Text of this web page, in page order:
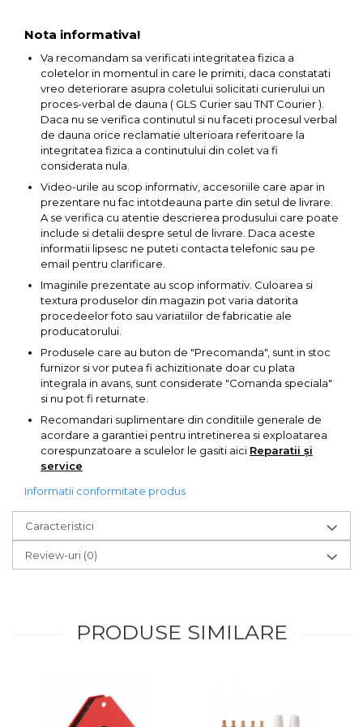
Pompa Aer
Cric Manual
Ulei Hidraulic
Troliu
Palan
Carucior Scule
Stetoscop Auto
Tester Compresie Auto
Truse reparatii anvelope
Schimbare Lichid Frana
Elastice
Intretinere & Cosmetica
esapament
Scule de Mana
Surubelnite
Truse Scule
Adaptoare Pentru Biti
Nota informativa!
Va recomandam sa verificati integritatea fizica a
coletelor in momentul in care le primiti, daca constatati
vreo deteriorare asupra coletului solicitati curierului un
proces-verbal de dauna ( GLS Curier sau TNT Courier ).
Daca nu se verifica continutul si nu faceti procesul verbal
de dauna orice reclamatie ulterioara referitoare la
integritatea fizica a continutului din colet va fi
considerata nula.
Video-urile au scop informativ, accesoriile care apar in
prezentare nu fac intotdeauna parte din setul de livrare.
A se verifica cu atentie descrierea produsului care poate
include si detalii despre setul de livrare. Daca aceste
informatii lipsesc ne puteti contacta telefonic sau pe
email pentru clarificare.
Imaginile prezentate au scop informativ. Culoarea si
textura produselor din magazin pot varia datorita
procedeelor foto sau variatiilor de fabricatie ale
producatorului.
Produsele care au buton de "Precomanda", sunt in stoc
furnizor si vor putea fi achizitionate doar cu plata
integrala in avans, sunt considerate "Comanda speciala"
si nu pot fi returnate.
Recomandari suplimentare din conditiile generale de
acordare a garantiei pentru intretinerea si exploatarea
corespunzatoare a sculelor le gasiti aici Reparatii și
service
Informatii conformitate produs
Caracteristici
Review-uri (0)
PRODUSE SIMILARE